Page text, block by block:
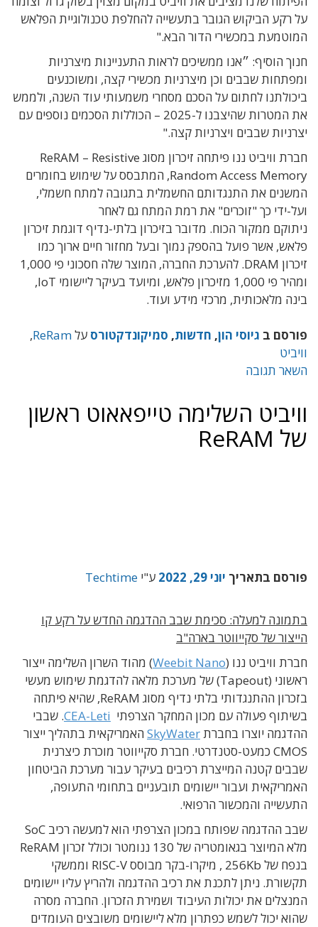
על רקע הביקוש הגובר בתעשייה להחלפת טכנולוגיית הפלאש
המוטמעת במכשירי הדור הבא."
חנוך הוסיף: ״אנו ממשיכים לראות התעניינות מיצרניות
ומפתחות שבבים וכן מיצרניות מכשירי קצה, ומשוכנעים
ביכולתנו לחתום על הסכם מסחרי משמעותי עוד השנה, ולממש
את המטרות שהיצבנו ל-2025 – הכוללות הסכמים נוספים עם
יצרניות שבבים ויצרניות קצה."
חברת וויביט ננו פיתחה זיכרון מסוג ReRAM – Resistive
Random Access Memory
, המתבסס על שימוש בחומרים
המשנים את התנגדותם החשמלית בתגובה למתח חשמלי,
ועל-ידי כך "זוכרים" את רמת המתח גם לאחר
ניתוקם ממקור הכוח. מדובר בזיכרון בלתי-נדיף דוגמת זיכרון
פלאש, אשר פועל בהספק נמוך ובעל מחזור חיים ארוך כמו
זיכרון DRAM.
להערכת החברה, המוצר שלה חסכוני פי 1,000
ומהיר פי 1,000 מזיכרון פלאש, ומיועד בעיקר ליישומי
IoT
,
בינה מלאכותית, מרכזי מידע ועוד.
פורסם ב גיוסי הון, חדשות, סמיקונדקטורס עלReRam
,
וויביט
השאר תגובה
וויביט השלימה טייפאאוט ראשון
של ReRAM
פורסם בתאריך יוני 29, 2022 ע"י Techtime
בתמונה למעלה: סכימת שבב ההדגמה החדש על רקע קו
הייצור של סקייווטר בארה"ב
חברת וויביט ננו (Weebit Nano) מהוד השרון השלימה ייצור
ראשוני (Tapeout) של מערכת מלאה להדגמת שימוש מעשי
בזכרון ההתנגדותי בלתי נדיף מסוג ReRAM, שהיא פיתחה
בשיתוף פעולה עם מכון המחקר הצרפתי CEA-Leti. שבבי
ההדגמה יוצרו בחברתSkyWater האמריקאית בתהליך ייצור
CMOS כמעט-סטנדרטי. חברת סקייווטר מוכרת כיצרנית
שבבים קטנה המייצרת רכיבים בעיקר עבור מערכת הביטחון
האמריקאית ועבור יישומים תובעניים בתחומי התעופה,
התעשייה והמכשור הרפואי.
שבב ההדגמה שפותח במכון הצרפתי הוא למעשה רכיב SoC
מלא המיוצר בגאומטריה של 130 ננומטר וכולל זכרון ReRAM
בנפח של 256Kb , מיקרו-בקר מבוסס RISC-V וממשקי
תקשורת. ניתן לתכנת את רכיב ההדגמה ולהריץ עליו יישומים
המנצלים את יכולות העיבוד ושמירת הזכרון. החברה מסרה
שהוא יכול לשמש כפתרון מלא ליישומים משובצים העומדים